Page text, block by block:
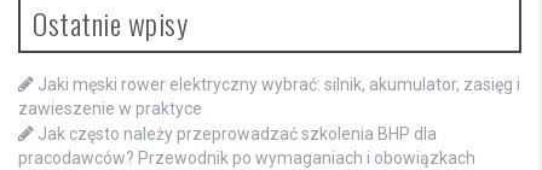
Ostatnie wpisy
Jaki męski rower elektryczny wybrać: silnik, akumulator, zasięg i
zawieszenie w praktyce
Jak często należy przeprowadzać szkolenia BHP dla
pracodawców? Przewodnik po wymaganiach i obowiązkach